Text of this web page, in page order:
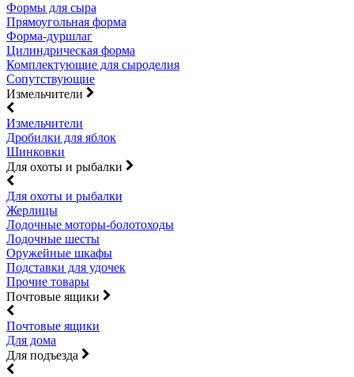
Формы для сыра
Прямоугольная форма
Форма-дуршлаг
Цилиндрическая форма
Комплектующие для сыроделия
Сопутствующие
Измельчители
Измельчители
Дробилки для яблок
Шинковки
Для охоты и рыбалки
Для охоты и рыбалки
Жерлицы
Лодочные моторы-болотоходы
Лодочные шесты
Оружейные шкафы
Подставки для удочек
Прочие товары
Почтовые ящики
Почтовые ящики
Для дома
Для подъезда